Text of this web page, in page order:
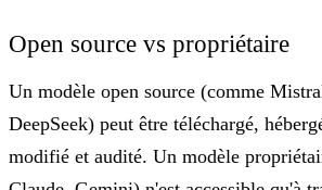
Open source vs propriétaire
Un modèle open source (comme
DeepSeek) peut être téléchargé,
modifié et audité. Un modèle